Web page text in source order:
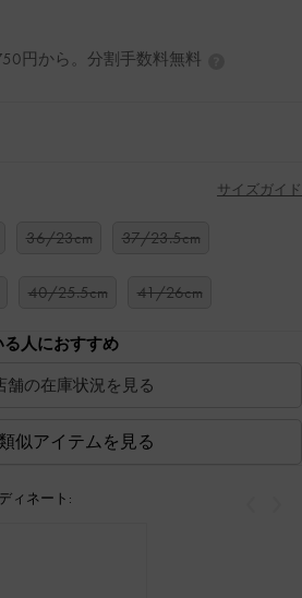
円から。分割手数料無料
サイズガイド
36/23cm 37/23.5cm
40/25.5cm 41/26cm
人におすすめ
舗の在庫状況を見る
類似アイテムを見る
ィネート: